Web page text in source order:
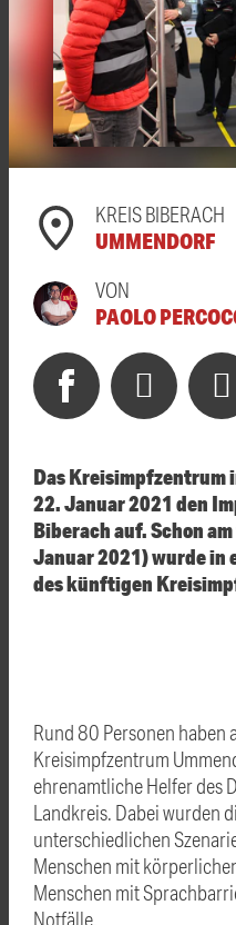
KREIS BIBERACH
UMMENDORF
VON
PAOLO
Das Kreisimpfzentrum
22. Januar 2021 den
Biberach auf. Schon
Januar 2021) wurde in
des künftigen
Rund 80 Personen haben
Kreisimpfzentrum
ehrenamtliche Helfer des
Landkreis. Dabei wurden
unterschiedlichen
Menschen mit
Menschen mit
Notfälle.